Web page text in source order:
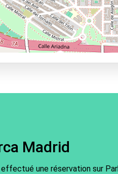
Madrid
une réservation sur